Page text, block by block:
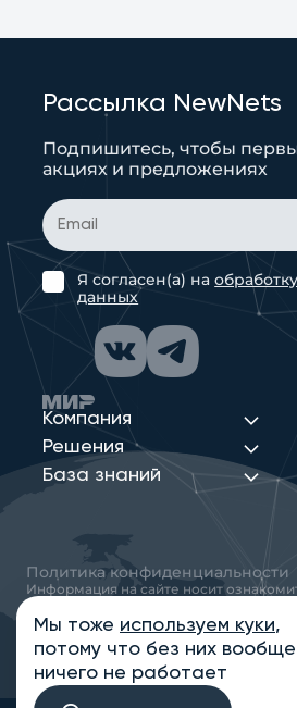
Компания
Решения
База знаний
Рассылка NewNets
Подпишитесь, чтобы
акциях и предложениях
Я согласен(а) на
данных
Политика конфиденциальности
Информация на сайте носит
характер и не является публичной
определяемой положениями статьи
Гражданского кодекса РФ
© 2013-2026 Новые Сети Интеграция
Мы тоже используем куки,
потому что без них вообще
ничего не работает